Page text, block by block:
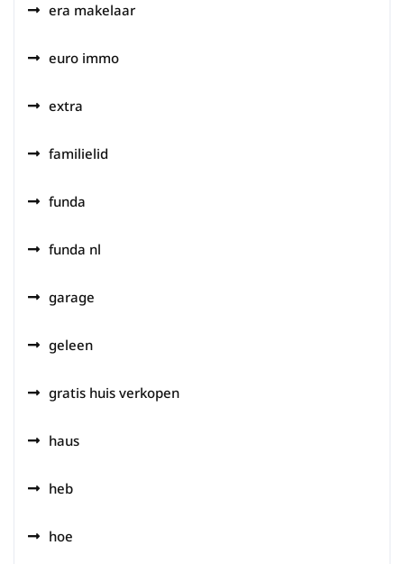
era makelaar
euro immo
extra
familielid
funda
funda nl
garage
geleen
gratis huis verkopen
haus
heb
hoe